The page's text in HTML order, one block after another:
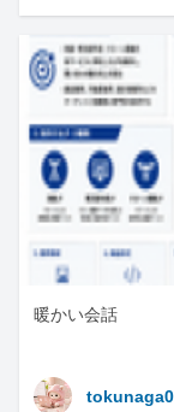
暖かい会話